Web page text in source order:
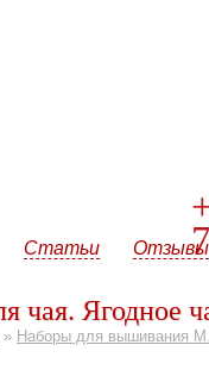
Статьи Отзывы
чая. Ягодное
» Наборы для вышивания